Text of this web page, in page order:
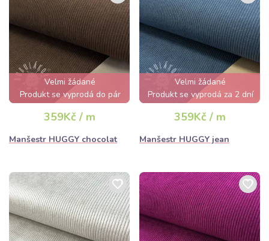
Velmi žádané
Produkt se vyprodá do pár
hodin
359Kč / m
Manšestr HUGGY chocolat
Velmi žádané
Produkt se vyprodá za 2 dní
359Kč / m
Manšestr HUGGY jean